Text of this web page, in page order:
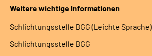
Weitere wichtige Informationen
Schlich­tungs­stel­le BGG (Leichte Sprache)
Schlich­tungs­stel­le BGG